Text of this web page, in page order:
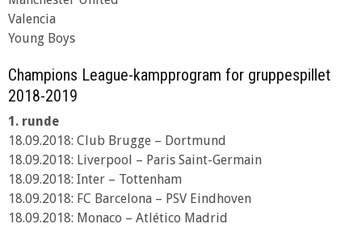
Valencia
Young Boys
Champions League-kampprogram for gruppespillet
2018-2019
1. runde
18.09.2018: Club Brugge – Dortmund
18.09.2018: Liverpool – Paris Saint-Germain
18.09.2018: Inter – Tottenham
18.09.2018: FC Barcelona – PSV Eindhoven
18.09.2018: Monaco – Atlético Madrid